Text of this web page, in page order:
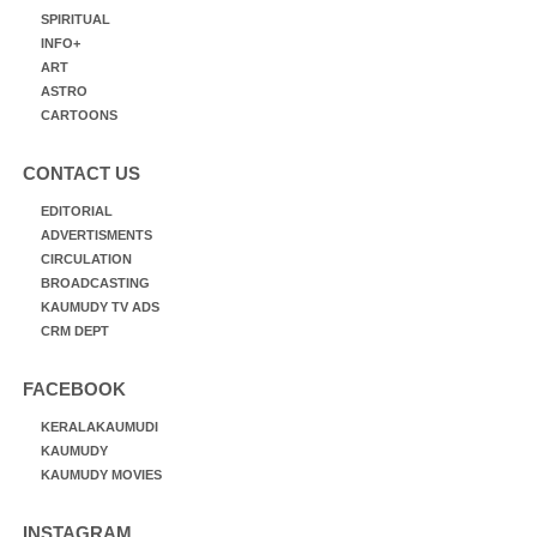
SPIRITUAL
INFO+
ART
ASTRO
CARTOONS
CONTACT US
EDITORIAL
ADVERTISMENTS
CIRCULATION
BROADCASTING
KAUMUDY TV ADS
CRM DEPT
FACEBOOK
KERALAKAUMUDI
KAUMUDY
KAUMUDY MOVIES
INSTAGRAM